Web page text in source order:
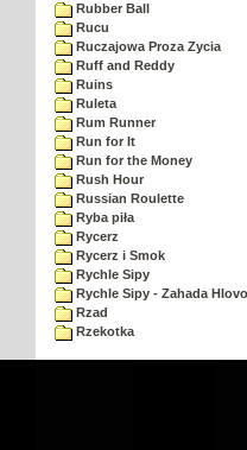
Rubber Ball
Rucu
Ruczajowa Proza Zycia
Ruff and Reddy
Ruins
Ruleta
Rum Runner
Run for It
Run for the Money
Rush Hour
Russian Roulette
Ryba piła
Rycerz
Rycerz i Smok
Rychle Sipy
Rychle Sipy - Zahada
Rzad
Rzekotka